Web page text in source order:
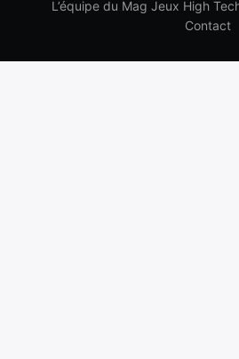
L’équipe du Mag Jeux High
Contact